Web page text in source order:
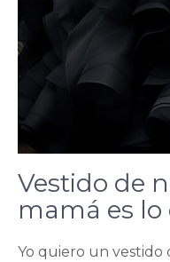
Vestido de
mamá es
Yo quiero un vestido